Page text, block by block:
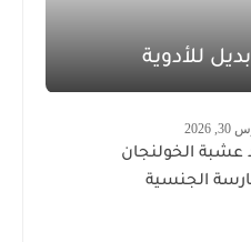
للأدوية
2026
عشبة الخولنجان
الجنسية